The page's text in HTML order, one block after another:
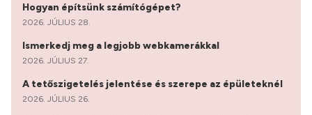
Hogyan építsünk számítógépet?
2026. JÚLIUS 28.
Ismerkedj meg a legjobb webkamerákkal
2026. JÚLIUS 27.
A tetőszigetelés jelentése és szerepe az épületeknél
2026. JÚLIUS 26.